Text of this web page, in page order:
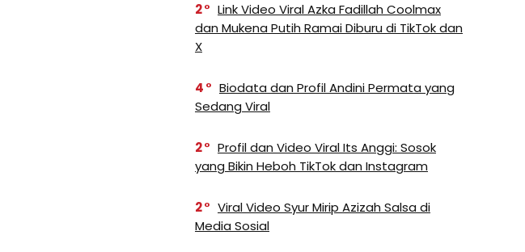
2
Link Video Viral Azka Fadillah Coolmax
dan Mukena Putih Ramai Diburu di TikTok dan
X
4
Biodata dan Profil Andini Permata yang
Sedang Viral
2
Profil dan Video Viral Its Anggi: Sosok
yang Bikin Heboh TikTok dan Instagram
2
Viral Video Syur Mirip Azizah Salsa di
Media Sosial